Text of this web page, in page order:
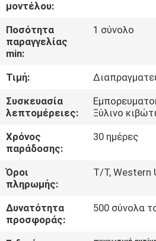
ΕΜΆΣ
ΕΠΙΣΚΈΨΕΙΣ
ΕΡΓΟΣΤΆΣΙΟ
ΈΛΕΓΧΟΣ
ΠΟΙΌΤΗΤΑΣ
ΕΙΔΉΣΕΙΣ
ΥΠΟΘΈΣΕΙΣ
μοντέλου:
Ποσότητα
παραγγελίας
min:
1 σύνολο
Τιμή:
Συσκευασία
λεπτομέρειες:
Ξύλινο
Χρόνος
παράδοσης:
30 ημέρες
Όροι
πληρωμής:
T/T, Western
Δυνατότητα
προσφοράς:
500 σύνολα